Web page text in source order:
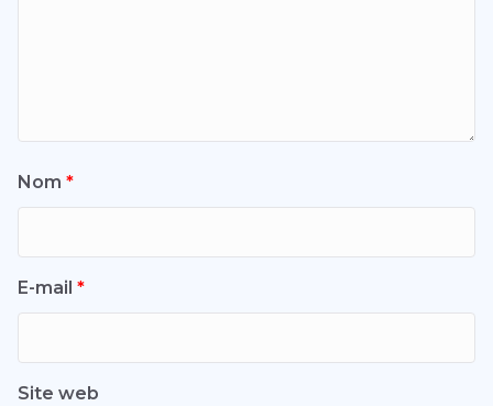
Nom *
E-mail *
Site web